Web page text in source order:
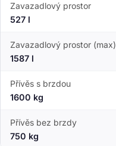
Zavazadlový prostor
527 l
Zavazadlový prostor (max)
1587 l
Přívěs s brzdou
1600 kg
Přívěs bez brzdy
750 kg